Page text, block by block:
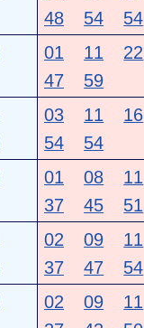
48
54 54
01 11 22
47
59
03 11 16
54
54
01 08 11
37
45 51
02 09 11
37
47 54
02 09 11